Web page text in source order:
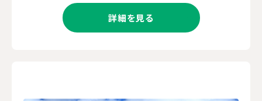
詳細を見る